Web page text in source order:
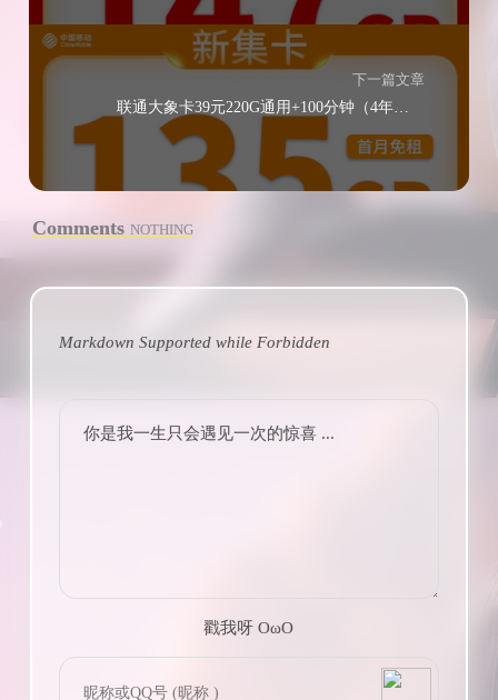
下一篇文章
联通大象卡39元220G通用+100分钟（4年优惠）
Comments NOTHING
Markdown Supported while Forbidden
你是我一生只会遇见一次的惊喜 ...
戳我呀 OωO
Tieba